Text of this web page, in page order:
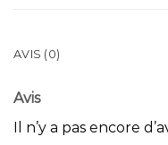
AVIS (0)
Avis
Il n’y a pas encore